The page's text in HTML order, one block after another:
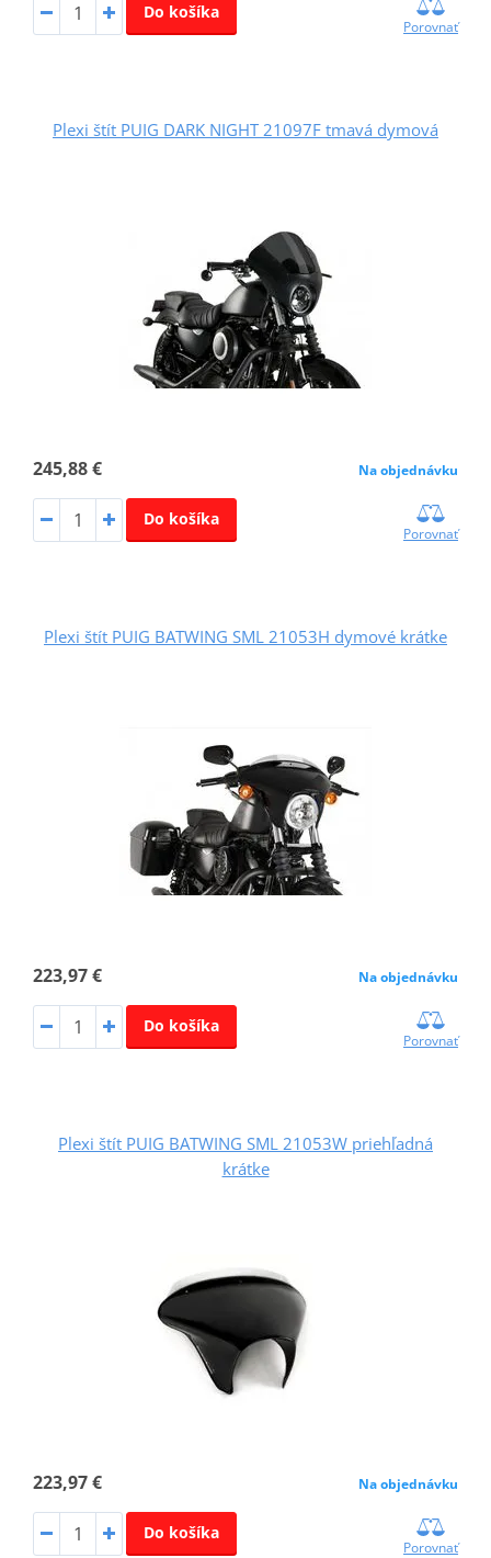
Do košíka
Porovnať
Plexi štít PUIG DARK NIGHT 21097F tmavá dymová
245,88 € Na objednávku
Do košíka
Porovnať
Plexi štít PUIG BATWING SML 21053H dymové krátke
223,97 € Na objednávku
Do košíka
Porovnať
Plexi štít PUIG BATWING SML 21053W priehľadná
krátke
223,97 € Na objednávku
Do košíka
Porovnať